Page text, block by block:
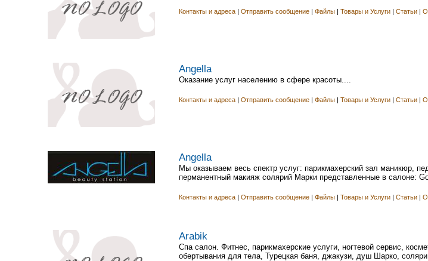
Контакты и адреса Отправить сообщение Файлы Товары и Услуги Статьи
Angella
Оказание услуг населению в сфере красоты....
Контакты и адреса Отправить сообщение Файлы Товары и Услуги Статьи
Angella
Мы оказываем весь спектр услуг: парикмахерский зал маникюр,
перманентный макияж солярий Марки представленные в салоне:
Контакты и адреса Отправить сообщение Файлы Товары и Услуги Статьи
Arabik
Спа салон. Фитнес, парикмахерские услуги, ногтевой сервис,
обертывания для тела, Турецкая баня, джакузи, душ Шарко,